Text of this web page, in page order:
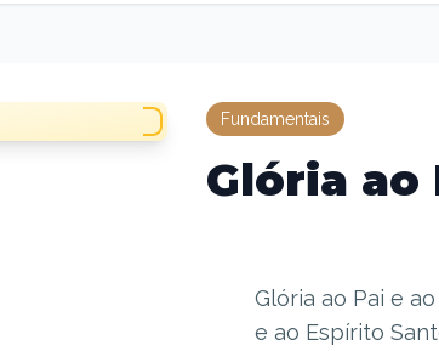
Fundamentais
Glória ao
Glória ao Pai e
e ao Espírito